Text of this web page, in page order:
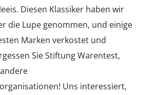
Diesen Klassiker haben wir
die Lupe genommen, und einige
Marken verkostet und
Sie Stiftung Warentest,
Uns interessiert,